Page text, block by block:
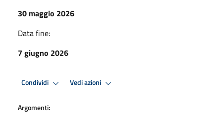
30 maggio 2026
Data fine:
7 giugno 2026
Condividi Vedi azioni
Argomenti: